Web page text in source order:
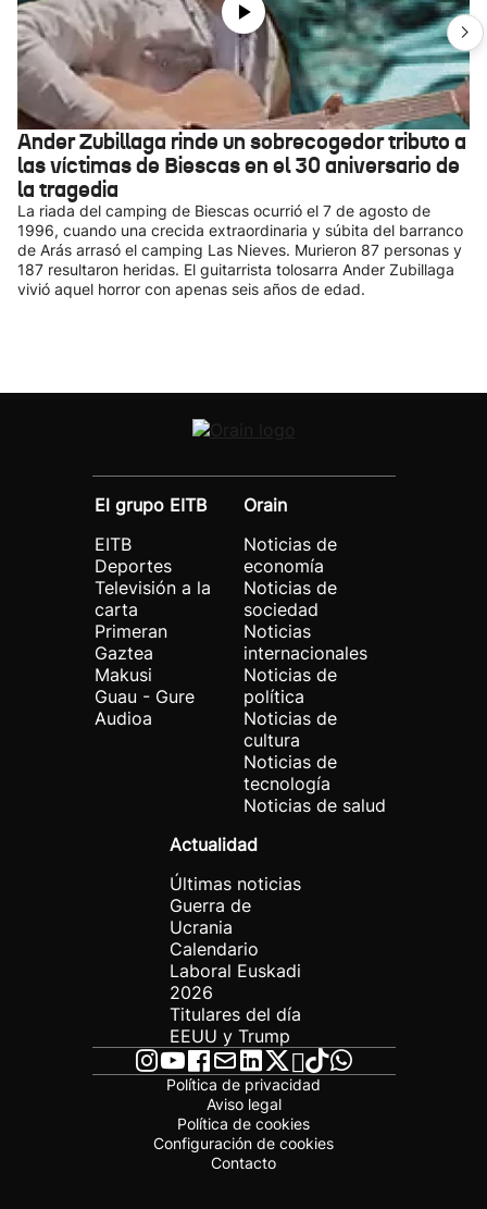
Ander Zubillaga rinde un sobrecogedor tributo a
las víctimas de Biescas en el 30 aniversario de
la tragedia
La riada del camping de Biescas ocurrió el 7 de agosto de
1996, cuando una crecida extraordinaria y súbita del barranco
de Arás arrasó el camping Las Nieves. Murieron 87 personas y
187 resultaron heridas. El guitarrista tolosarra Ander Zubillaga
vivió aquel horror con apenas seis años de edad.
El grupo EITB
EITB
Deportes
Televisión a la
carta
Primeran
Gaztea
Makusi
Guau - Gure
Audioa
Orain
Noticias de
economía
Noticias de
sociedad
Noticias
internacionales
Noticias de
política
Noticias de
cultura
Noticias de
tecnología
Noticias de salud
Actualidad
Últimas noticias
Guerra de
Ucrania
Calendario
Laboral Euskadi
2026
Titulares del día
EEUU y Trump
Política de privacidad
Aviso legal
Política de cookies
Configuración de cookies
Contacto